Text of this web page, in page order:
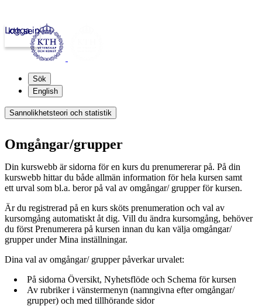
kth.se
Logga in
Sök
English
Sannolikhetsteori och statistik
Omgångar/grupper
Din kurswebb är sidorna för en kurs du prenumererar på. På din
kurswebb hittar du både allmän information för hela kursen samt
ett urval som bl.a. beror på val av omgångar/ grupper för kursen.
Är du registrerad på en kurs sköts prenumeration och val av
kursomgång automatiskt åt dig. Vill du ändra kursomgång, behöver
du först Prenumerera på kursen innan du kan välja omgångar/
grupper under Mina inställningar.
Dina val av omgångar/ grupper påverkar urvalet:
På sidorna Översikt, Nyhetsflöde och Schema för kursen
Av rubriker i vänstermenyn (namngivna efter omgångar/
grupper) och med tillhörande sidor